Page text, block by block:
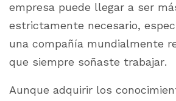
empresa puede llegar a ser
estrictamente necesario,
una compañía mundialmente
que siempre soñaste trabajar.
Aunque adquirir los